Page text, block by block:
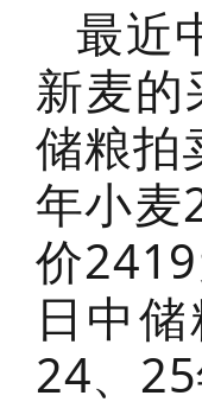
最近
新麦
储粮拍
年小麦
价
日中
24、